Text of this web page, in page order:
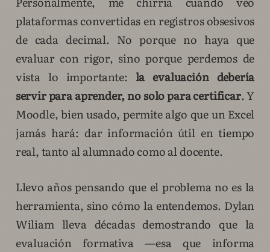
plataformas convertidas en registros obsesivos
de cada decimal. No porque no haya que
evaluar con rigor, sino porque perdemos de
vista lo importante: la evaluación debería
servir para aprender, no solo para certificar. Y
Moodle, bien usado, permite algo que un Excel
jamás hará: dar información útil en tiempo
real, tanto al alumnado como al docente.
Llevo años pensando que el problema no es la
herramienta, sino cómo la entendemos. Dylan
Wiliam lleva décadas demostrando que la
evaluación formativa —esa que informa